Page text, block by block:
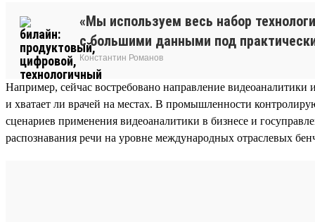
«Мы используем весь набор
с большими данными под
Константин Романов
Например, сейчас востребовано направление
и хватает ли врачей на местах. В промышленности
сценариев применения видеоаналитики в бизнесе и
распознавания речи на уровне международных отраслевых